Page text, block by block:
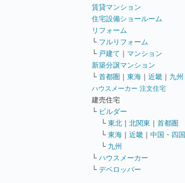
賃貸マンション
住宅設備ショールーム
リフォーム
└ フルリフォーム
└ 戸建て ｜ マンション
新築分譲マンション
└ 首都圏 ｜ 東海 ｜ 近畿 ｜ 九州
ハウスメーカー 注文住宅
建売住宅
└ ビルダー
└ 東北 ｜ 北関東 ｜ 首都圏
└ 東海 ｜ 近畿 ｜ 中国・四国
└ 九州
└ ハウスメーカー
└ デベロッパー